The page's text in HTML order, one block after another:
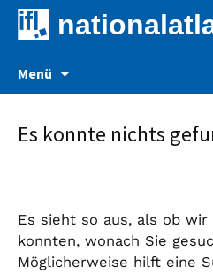
Menü
Es konnte nichts
Es sieht so aus, als ob
konnten, wonach Sie
Möglicherweise hilft eine